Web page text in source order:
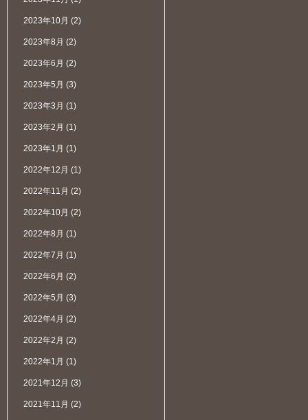
2023年10月 (2)
2023年8月 (2)
2023年6月 (2)
2023年5月 (3)
2023年3月 (1)
2023年2月 (1)
2023年1月 (1)
2022年12月 (1)
2022年11月 (2)
2022年10月 (2)
2022年8月 (1)
2022年7月 (1)
2022年6月 (2)
2022年5月 (3)
2022年4月 (2)
2022年2月 (2)
2022年1月 (1)
2021年12月 (3)
2021年11月 (2)